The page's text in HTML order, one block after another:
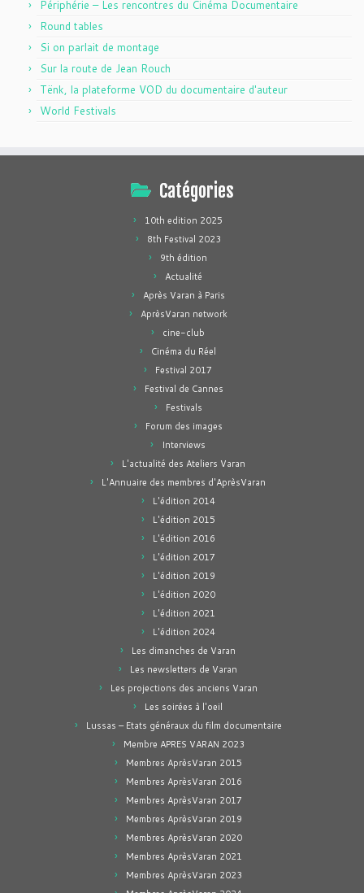
Périphérie – Les rencontres du Cinéma Documentaire
Round tables
Si on parlait de montage
Sur la route de Jean Rouch
Tënk, la plateforme VOD du documentaire d'auteur
World Festivals
Catégories
10th edition 2025
8th Festival 2023
9th édition
Actualité
Après Varan à Paris
AprèsVaran network
cine-club
Cinéma du Réel
Festival 2017
Festival de Cannes
Festivals
Forum des images
Interviews
L'actualité des Ateliers Varan
L'Annuaire des membres d'AprèsVaran
L'édition 2014
L'édition 2015
L'édition 2016
L'édition 2017
L'édition 2019
L'édition 2020
L'édition 2021
L'édition 2024
Les dimanches de Varan
Les newsletters de Varan
Les projections des anciens Varan
Les soirées à l'oeil
Lussas – Etats généraux du film documentaire
Membre APRES VARAN 2023
Membres AprèsVaran 2015
Membres AprèsVaran 2016
Membres AprèsVaran 2017
Membres AprèsVaran 2019
Membres AprèsVaran 2020
Membres AprèsVaran 2021
Membres AprèsVaran 2023